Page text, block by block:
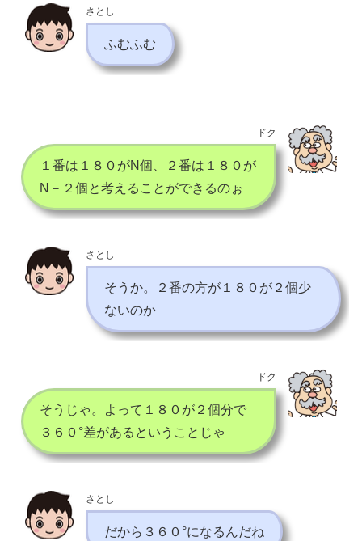
さとし
ふむふむ
ドク
１番は１８０がN個、２番は１８０が
N－２個と考えることができるのぉ
さとし
そうか。２番の方が１８０が２個少
ないのか
ドク
そうじゃ。よって１８０が２個分で
３６０°差があるということじゃ
さとし
だから３６０°になるんだね